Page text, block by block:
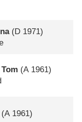
(D 1971)
(A1961)
(A1961)